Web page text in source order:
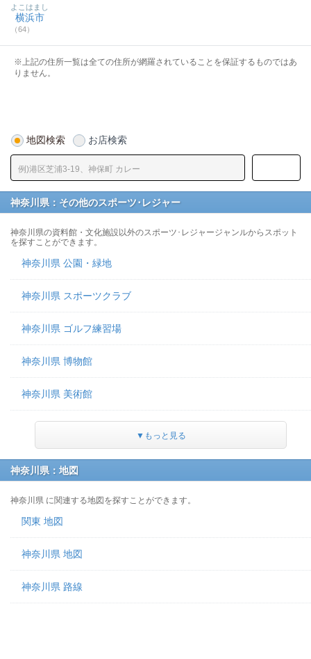
横浜市
（64）
よこはまし
※上記の住所一覧は全ての住所が網羅されていることを保証するものではあ
りません。
地図検索 お店検索
神奈川県：その他のスポーツ･レジャー
神奈川県の資料館・文化施設以外のスポーツ･レジャージャンルからスポット
を探すことができます。
神奈川県 公園・緑地
神奈川県 スポーツクラブ
神奈川県 ゴルフ練習場
神奈川県 博物館
神奈川県 美術館
▼もっと見る
神奈川県：地図
神奈川県 に関連する地図を探すことができます。
関東 地図
神奈川県 地図
神奈川県 路線